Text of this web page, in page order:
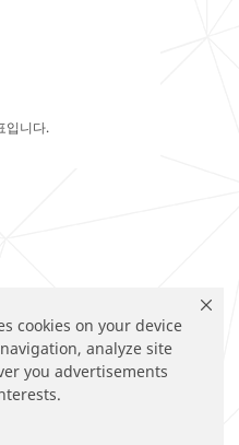
cookies on your device
analyze site
you advertisements
입니다.